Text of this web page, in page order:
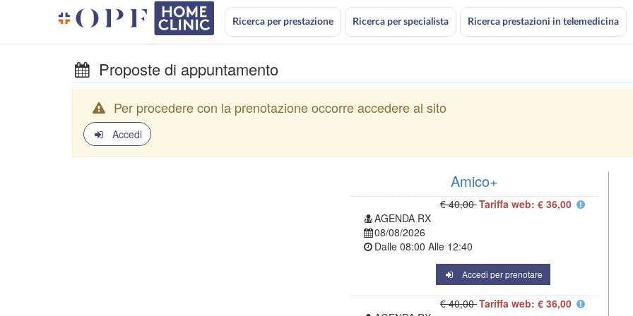
Ricerca per prestazione Ricerca per specialista Ricerca prestazioni in telemedicina
Proposte di appuntamento
Per procedere con la prenotazione occorre accedere al sito
Accedi
Amico+
€ 40,00Tariffa web: € 36,00
AGENDA RX
08/08/2026
Dalle 08:00 Alle 12:40
Accedi per prenotare
€ 40,00Tariffa web: € 36,00